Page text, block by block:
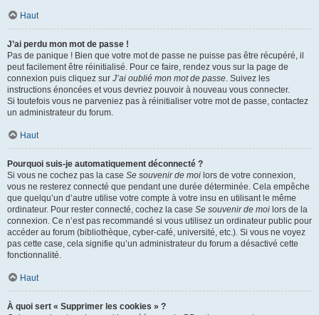
Haut
J’ai perdu mon mot de passe !
Pas de panique ! Bien que votre mot de passe ne puisse pas être récupéré, il
peut facilement être réinitialisé. Pour ce faire, rendez vous sur la page de
connexion puis cliquez sur J’ai oublié mon mot de passe. Suivez les
instructions énoncées et vous devriez pouvoir à nouveau vous connecter.
Si toutefois vous ne parveniez pas à réinitialiser votre mot de passe, contactez
un administrateur du forum.
Haut
Pourquoi suis-je automatiquement déconnecté ?
Si vous ne cochez pas la case Se souvenir de moi lors de votre connexion,
vous ne resterez connecté que pendant une durée déterminée. Cela empêche
que quelqu’un d’autre utilise votre compte à votre insu en utilisant le même
ordinateur. Pour rester connecté, cochez la case Se souvenir de moi lors de la
connexion. Ce n’est pas recommandé si vous utilisez un ordinateur public pour
accéder au forum (bibliothèque, cyber-café, université, etc.). Si vous ne voyez
pas cette case, cela signifie qu’un administrateur du forum a désactivé cette
fonctionnalité.
Haut
À quoi sert « Supprimer les cookies » ?